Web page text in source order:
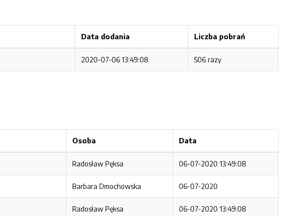
Data dodania Liczba pobrań
2020-07-06 13:49:08 506 razy
Osoba Data
Radosław Pęksa 06-07-2020 13:49:08
Barbara Dmochowska 06-07-2020
Radosław Pęksa 06-07-2020 13:49:08